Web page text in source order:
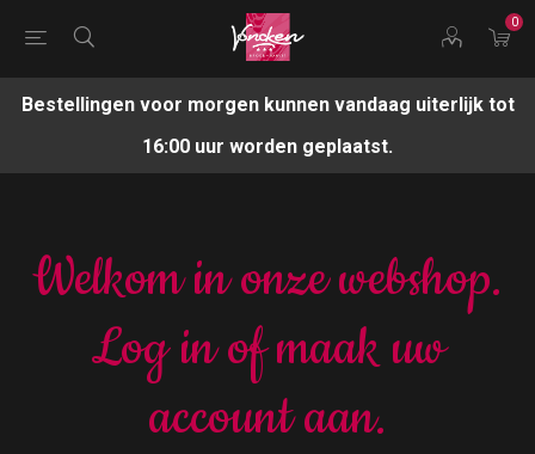
0
Bestellingen voor morgen kunnen vandaag uiterlijk tot
16:00 uur worden geplaatst.
Welkom in onze webshop.
Log in of maak uw
account aan.